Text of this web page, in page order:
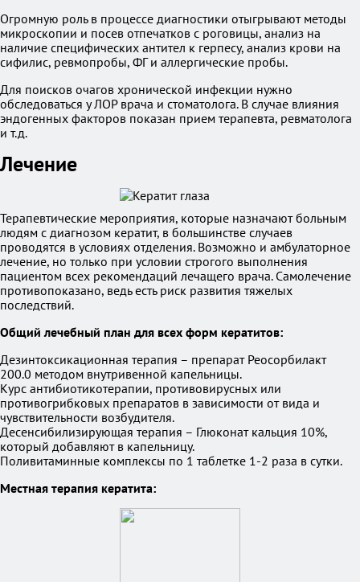
Огромную роль в процессе диагностики отыгрывают методы
микроскопии и посев отпечатков с роговицы, анализ на
наличие специфических антител к герпесу, анализ крови на
сифилис, ревмопробы, ФГ и аллергические пробы.
Для поисков очагов хронической инфекции нужно
обследоваться у ЛОР врача и стоматолога. В случае влияния
эндогенных факторов показан прием терапевта, ревматолога
и т.д.
Лечение
Терапевтические мероприятия, которые назначают больным
людям с диагнозом кератит, в большинстве случаев
проводятся в условиях отделения. Возможно и амбулаторное
лечение, но только при условии строгого выполнения
пациентом всех рекомендаций лечащего врача. Самолечение
противопоказано, ведь есть риск развития тяжелых
последствий.
Общий лечебный план для всех форм кератитов:
Дезинтоксикационная терапия – препарат Реосорбилакт
200.0 методом внутривенной капельницы.
Курс антибиотикотерапии, противовирусных или
противогрибковых препаратов в зависимости от вида и
чувствительности возбудителя.
Десенсибилизирующая терапия – Глюконат кальция 10%,
который добавляют в капельницу.
Поливитаминные комплексы по 1 таблетке 1-2 раза в сутки.
Местная терапия кератита: